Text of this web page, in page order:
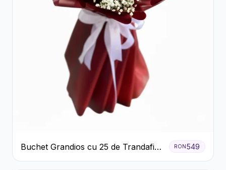
Buchet Grandios cu 25 de Trandafiri
Roșii
RON 549